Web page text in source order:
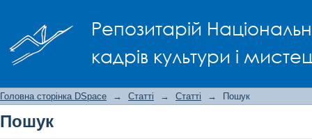
Репозитарій
кадрів культури і
Головна сторінка DSpace → Статті → Статті → Пошук
Пошук